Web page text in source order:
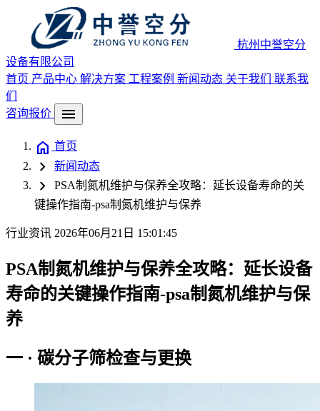
杭州中誉空分
设备有限公司
首页 产品中心 解决方案 工程案例 新闻动态 关于我们 联系我
们
咨询报价
menu
home 首页
chevron_right 新闻动态
chevron_right
PSA制氮机维护与保养全攻略：延长设备寿命的关
键操作指南-psa制氮机维护与保养
行业资讯 2026年06月21日 15:01:45
PSA制氮机维护与保养全攻略：延长设备
寿命的关键操作指南-psa制氮机维护与保
养
一 · 碳分子筛检查与更换